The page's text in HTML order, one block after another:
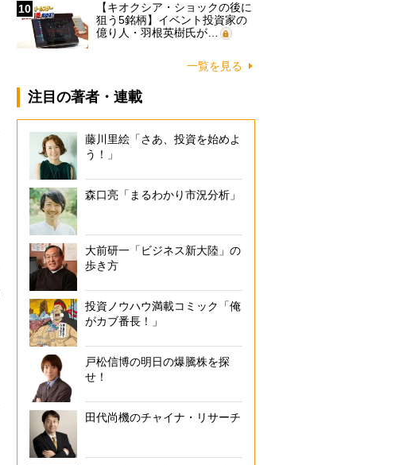
10
【キオクシア・ショックの後に
狙う5銘柄】イベント投資家の
億り人・羽根英樹氏が…
一覧を見る
注目の著者・連載
藤川里絵「さあ、投資を始めよ
う！」
森口亮「まるわかり市況分析」
大前研一「ビジネス新大陸」の
歩き方
投資ノウハウ満載コミック「俺
がカブ番長！」
戸松信博の明日の爆騰株を探
せ！
田代尚機のチャイナ・リサーチ